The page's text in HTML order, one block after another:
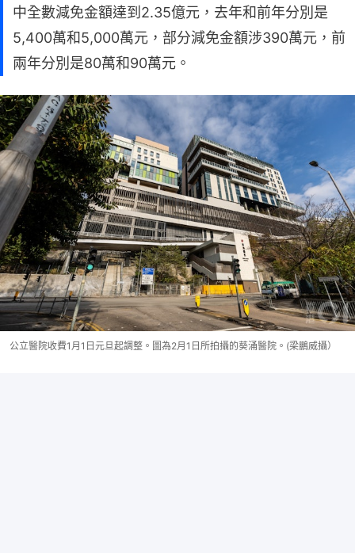
中全數減免金額達到2.35億元，去年和前年分別是
5,400萬和5,000萬元，部分減免金額涉390萬元，前
兩年分別是80萬和90萬元。
公立醫院收費1月1日元旦起調整。圖為2月1日所拍攝的葵涌醫院。(梁鵬威攝）